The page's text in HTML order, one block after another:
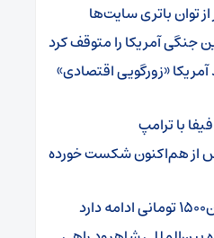
توان باتری سایت‌ها
جنگی آمریکا را متوقف کرد
«زورگویی اقتصادی»
با ترامپ
از هم‌اکنون شکست خورده